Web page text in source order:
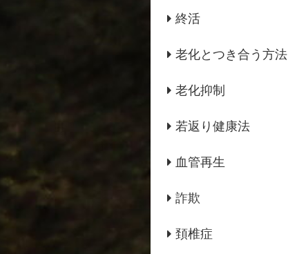
終活
老化とつき合う方法
老化抑制
若返り健康法
血管再生
詐欺
頚椎症